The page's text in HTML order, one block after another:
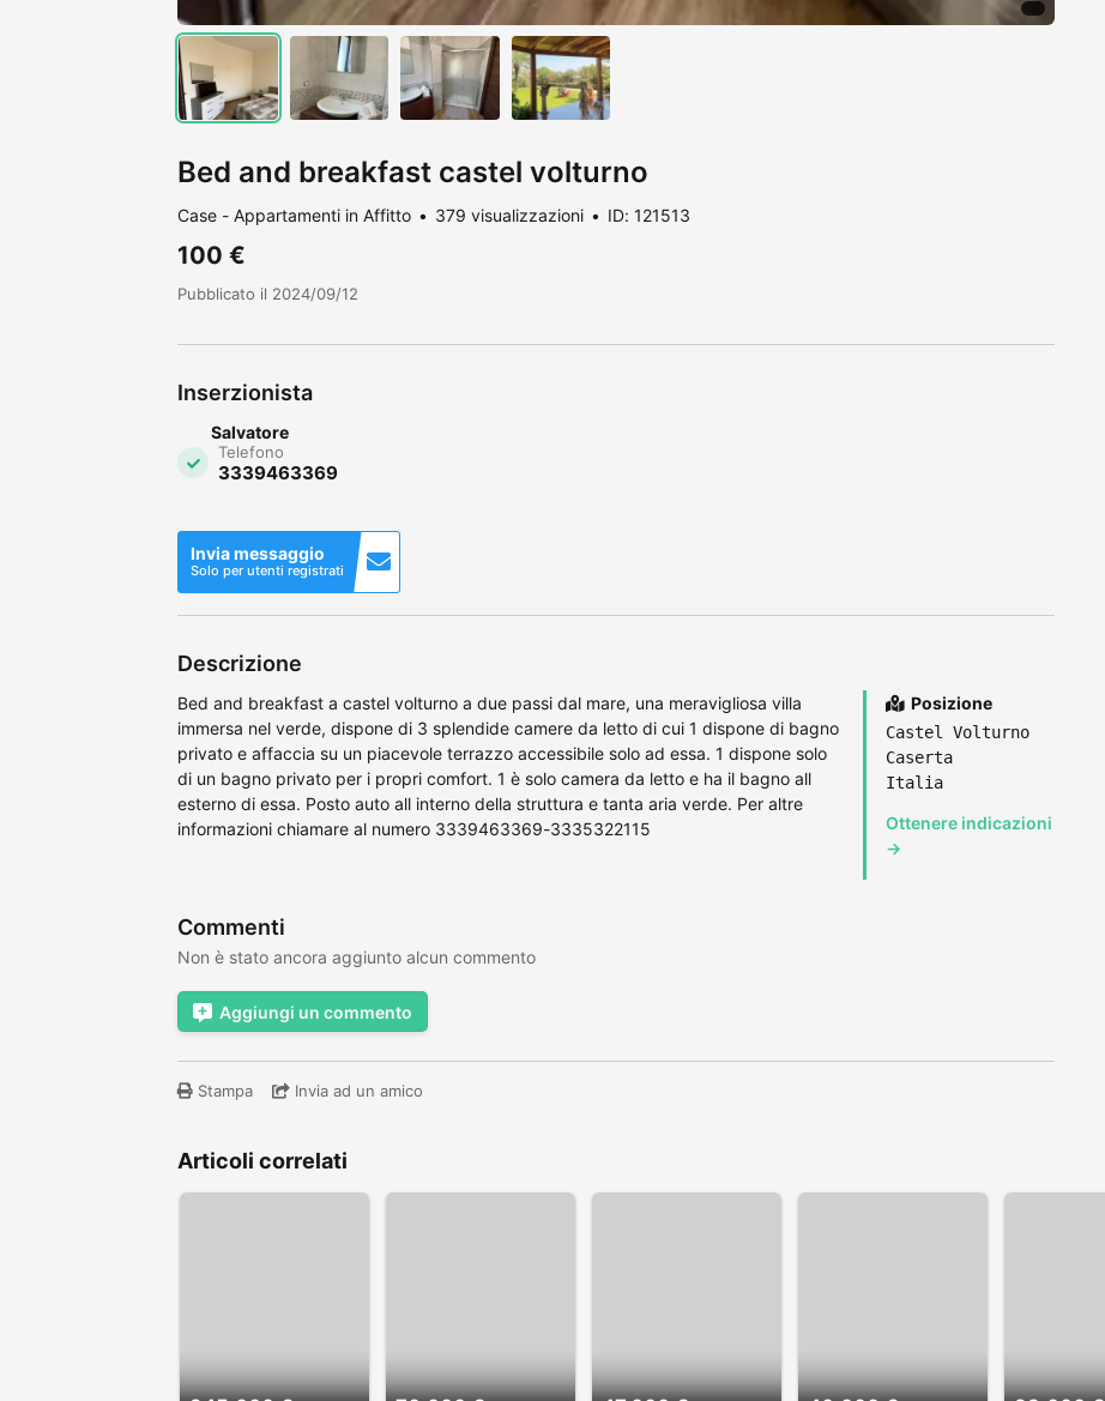
Bed and breakfast castel volturno
Case - Appartamenti in Affitto 379 visualizzazioni ID: 121513
100 €
Pubblicato il 2024/09/12
Inserzionista
Salvatore
Telefono
3339463369
Invia messaggio
Solo per utenti registrati
Descrizione
Bed and breakfast a castel volturno a due passi dal mare, una meravigliosa villa
immersa nel verde, dispone di 3 splendide camere da letto di cui 1 dispone di bagno
privato e affaccia su un piacevole terrazzo accessibile solo ad essa. 1 dispone solo
di un bagno privato per i propri comfort. 1 è solo camera da letto e ha il bagno all
esterno di essa. Posto auto all interno della struttura e tanta aria verde. Per altre
informazioni chiamare al numero 3339463369-3335322115
Posizione
Castel Volturno
Caserta
Italia
Ottenere indicazioni
→
Commenti
Non è stato ancora aggiunto alcun commento
Aggiungi un commento
Stampa Invia ad un amico
Articoli correlati